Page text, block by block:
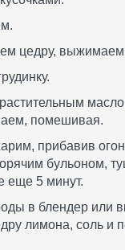
цедру, выжимаем
помешивая.
прибавив
бульоном,
еще 5 минут.
в блендер или
лимона, соль и